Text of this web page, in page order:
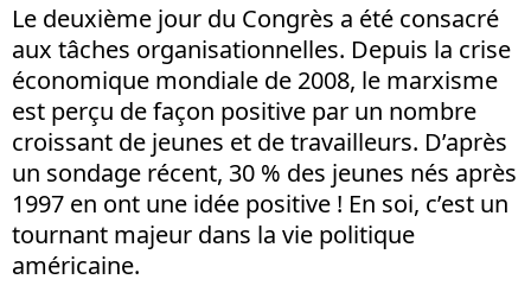
Le deuxième jour du Congrès a été consacré
aux tâches organisationnelles. Depuis la crise
économique mondiale de 2008, le marxisme
est perçu de façon positive par un nombre
croissant de jeunes et de travailleurs. D’après
un sondage récent, 30 % des jeunes nés après
1997 en ont une idée positive ! En soi, c’est un
tournant majeur dans la vie politique
américaine.